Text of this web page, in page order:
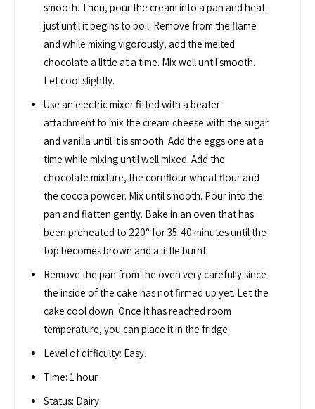
smooth. Then, pour the cream into a pan and heat
just until it begins to boil. Remove from the flame
and while mixing vigorously, add the melted
chocolate a little at a time. Mix well until smooth.
Let cool slightly.
Use an electric mixer fitted with a beater
attachment to mix the cream cheese with the sugar
and vanilla until it is smooth. Add the eggs one at a
time while mixing until well mixed. Add the
chocolate mixture, the cornflour wheat flour and
the cocoa powder. Mix until smooth. Pour into the
pan and flatten gently. Bake in an oven that has
been preheated to 220° for 35-40 minutes until the
top becomes brown and a little burnt.
Remove the pan from the oven very carefully since
the inside of the cake has not firmed up yet. Let the
cake cool down. Once it has reached room
temperature, you can place it in the fridge.
Level of difficulty: Easy.
Time: 1 hour.
Status: Dairy